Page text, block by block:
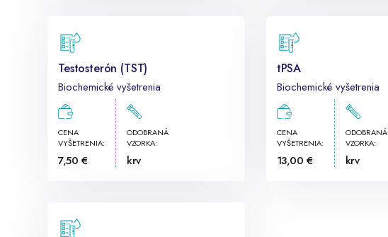
Testosterón (TST)
Biochemické vyšetrenia
CENA
VYŠETRENIA:
7,50 €
ODOBRANÁ
VZORKA:
krv
tPSA
Biochemické vyšetrenia
CENA
VYŠETRENIA:
13,00 €
ODOBRANÁ
VZORKA:
krv